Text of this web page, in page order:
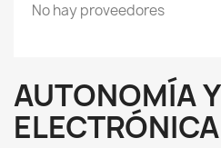
No hay proveedores
AUTONOMÍA Y
ELECTRÓNICA